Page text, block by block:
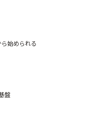
始められる
盤